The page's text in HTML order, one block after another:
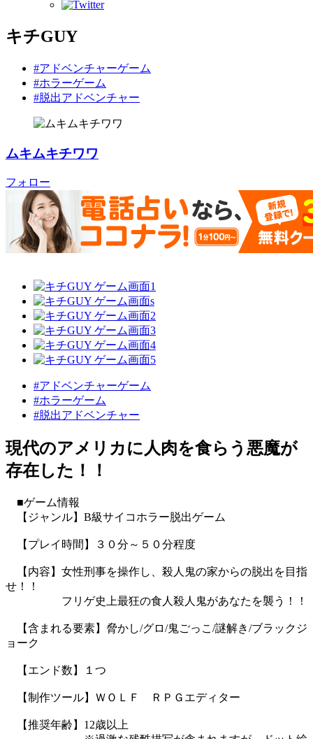
キチGUY
#アドベンチャーゲーム
#ホラーゲーム
#脱出アドベンチャー
ムキムキチワワ
フォロー
#アドベンチャーゲーム
#ホラーゲーム
#脱出アドベンチャー
現代のアメリカに人肉を食らう悪魔が
存在した！！
■ゲーム情報
【ジャンル】B級サイコホラー脱出ゲーム
【プレイ時間】３０分～５０分程度
【内容】女性刑事を操作し、殺人鬼の家からの脱出を目指
せ！！
フリゲ史上最狂の食人殺人鬼があなたを襲う！！
【含まれる要素】脅かし/グロ/鬼ごっこ/謎解き/ブラックジ
ョーク
【エンド数】１つ
【制作ツール】ＷＯＬＦ ＲＰＧエディター
【推奨年齢】12歳以上